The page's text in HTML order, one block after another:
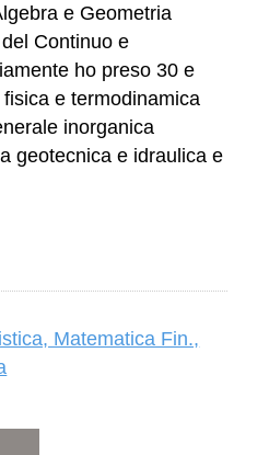
e Geometria
Continuo e
ho preso 30 e
e termodinamica
inorganica
geotecnica e idraulica e
Matematica Fin.,